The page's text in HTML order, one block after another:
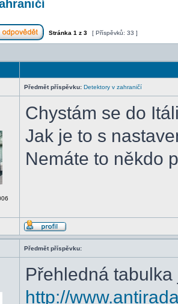
Stránka 1 z 3 [ Příspěvků: 33 ]
Předmět příspěvku: Detektory v zahraničí
Chystám se do
Jak je to s
Nemáte to někdo
Předmět příspěvku:
Přehledná
http://